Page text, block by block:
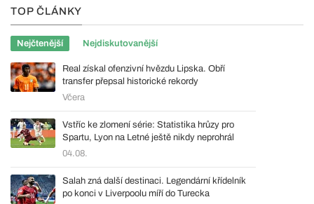
TOP ČLÁNKY
Nejčtenější Nejdiskutovanější
Real získal ofenzivní hvězdu Lipska. Obří
transfer přepsal historické rekordy
Včera
Vstříc ke zlomení série: Statistika hrůzy pro
Spartu, Lyon na Letné ještě nikdy neprohrál
04.08.
Salah zná další destinaci. Legendární křídelník
po konci v Liverpoolu míří do Turecka